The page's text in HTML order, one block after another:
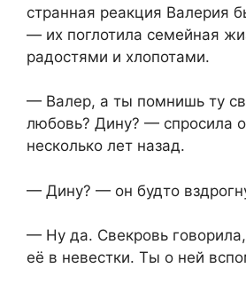
странная реакция Валерия
— их поглотила семейная
радостями и хлопотами.
— Валер, а ты помнишь ту
любовь? Дину? — спросила
несколько лет назад.
— Дину? — он будто
— Ну да. Свекровь
её в невестки. Ты о ней